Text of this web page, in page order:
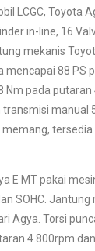
LCGC, Toyota
in-line, 16
mekanis
88 PS
pada putaran
transmisi manual
memang,
E MT pakai
SOHC.
Agya. Torsi
4.800rpm